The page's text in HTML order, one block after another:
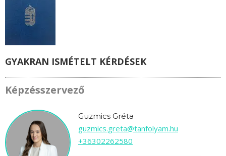
GYAKRAN ISMÉTELT KÉRDÉSEK
Képzésszervező
Guzmics Gréta
guzmics.greta@tanfolyam.hu
+36302262580